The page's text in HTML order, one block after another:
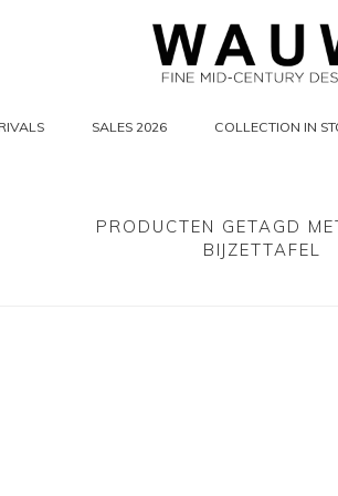
SALES 2026 COLLECTION IN
PRODUCTEN GETAGD
BIJZETTAFEL